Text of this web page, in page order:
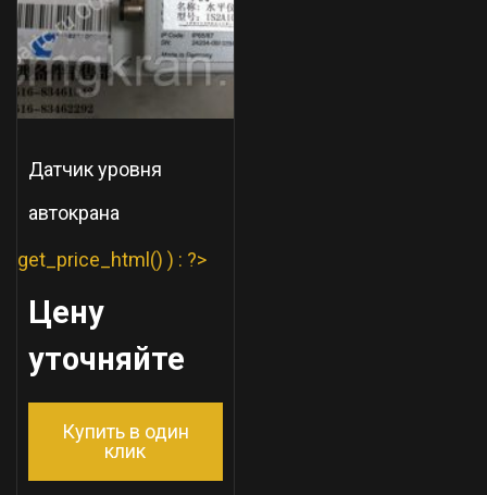
Датчик уровня
автокрана
get_price_html() ) : ?>
Цену
уточняйте
Купить в один
клик